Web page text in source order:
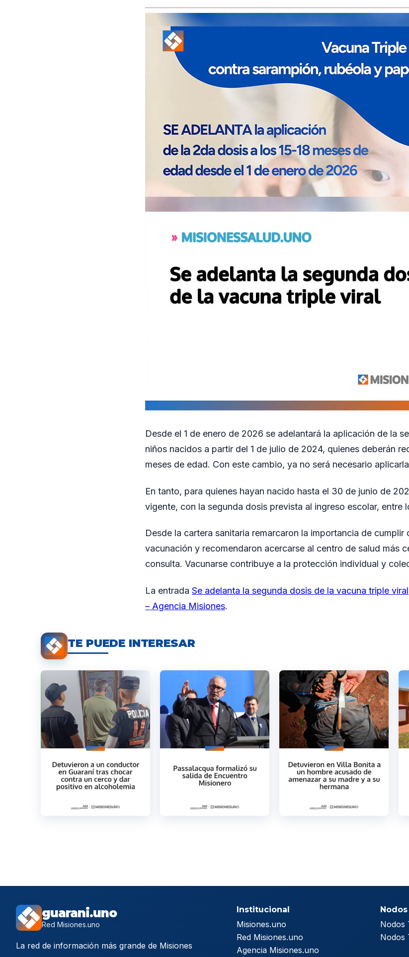
Desde el 1 de enero de 2026 se adelantará la aplicación de la
niños nacidos a partir del 1 de julio de 2024, quienes deberán
meses de edad. Con este cambio, ya no será necesario
En tanto, para quienes hayan nacido hasta el 30 de junio de
vigente, con la segunda dosis prevista al ingreso escolar, entre
Desde la cartera sanitaria remarcaron la importancia de cumplir
vacunación y recomendaron acercarse al centro de salud más
consulta. Vacunarse contribuye a la protección individual y
La entrada Se adelanta la segunda dosis de la vacuna triple viral
– Agencia Misiones.
TE PUEDE INTERESAR
guarani.uno
Red Misiones.uno
La red de información más grande de Misiones
Institucional
Misiones.uno
Red Misiones.uno
Agencia Misiones.uno
Nodos
Nodos
Nodos